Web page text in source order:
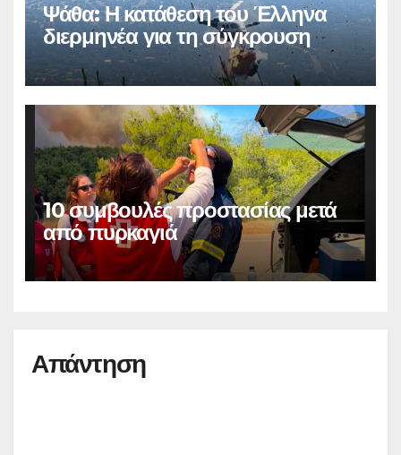
Ψάθα: Η κατάθεση του Έλληνα
διερμηνέα για τη σύγκρουση
10 συμβουλές προστασίας μετά
από πυρκαγιά
Απάντηση